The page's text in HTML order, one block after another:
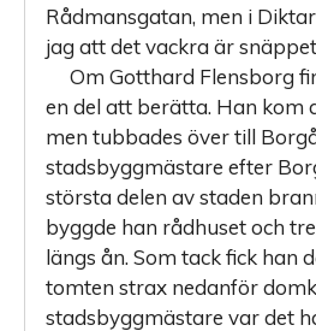
Rådmansgatan, men i
jag att det vackra är
Om Gotthard Flensborg
en del att berätta. Han kom
men tubbades över till
stadsbyggmästare efter
största delen av staden
byggde han rådhuset och
längs ån. Som tack fick han
tomten strax nedanför
stadsbyggmästare var det